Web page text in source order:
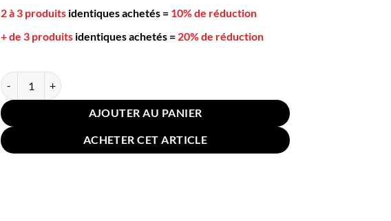
2 à 3 produits identiques achetés = 10% de réduction
+ de 3 produits identiques achetés = 20% de réduction
quantité de Housse Coussin pour Canapé Lin Coton 45x45cm Beige
AJOUTER AU PANIER
ACHETER CET ARTICLE